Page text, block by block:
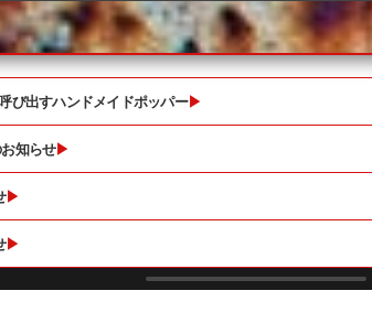
び出すハンドメイドポッパー▶
知らせ▶
▶
▶